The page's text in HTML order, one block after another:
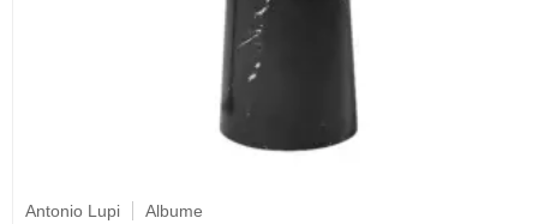
Antonio Lupi Albume